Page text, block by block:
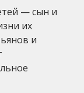
— сын и
их
и